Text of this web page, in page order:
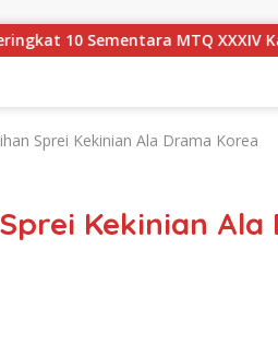
MTQ XXXIV Kalbar 2026,
Sprei Kekinian Ala Drama Korea
Kekinian Ala